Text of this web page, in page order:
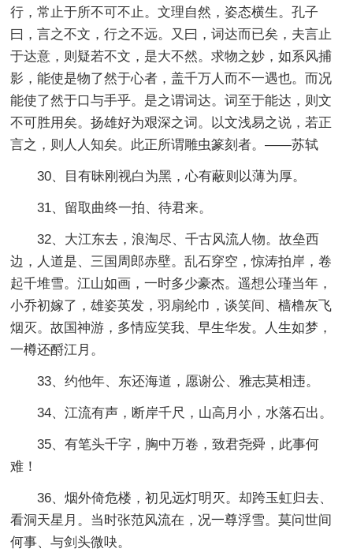
行，常止于所不可不止。文理自然，姿态横生。孔子
曰，言之不文，行之不远。又曰，词达而已矣，夫言止
于达意，则疑若不文，是大不然。求物之妙，如系风捕
影，能使是物了然于心者，盖千万人而不一遇也。而况
能使了然于口与手乎。是之谓词达。词至于能达，则文
不可胜用矣。扬雄好为艰深之词。以文浅易之说，若正
言之，则人人知矣。此正所谓雕虫篆刻者。——苏轼
30、目有昧刚视白为黑，心有蔽则以薄为厚。
31、留取曲终一拍、待君来。
32、大江东去，浪淘尽、千古风流人物。故垒西
边，人道是、三国周郎赤壁。乱石穿空，惊涛拍岸，卷
起千堆雪。江山如画，一时多少豪杰。遥想公瑾当年，
小乔初嫁了，雄姿英发，羽扇纶巾，谈笑间、樯橹灰飞
烟灭。故国神游，多情应笑我、早生华发。人生如梦，
一樽还酹江月。
33、约他年、东还海道，愿谢公、雅志莫相违。
34、江流有声，断岸千尺，山高月小，水落石出。
35、有笔头千字，胸中万卷，致君尧舜，此事何
难！
36、烟外倚危楼，初见远灯明灭。却跨玉虹归去、
看洞天星月。当时张范风流在，况一尊浮雪。莫问世间
何事、与剑头微吷。